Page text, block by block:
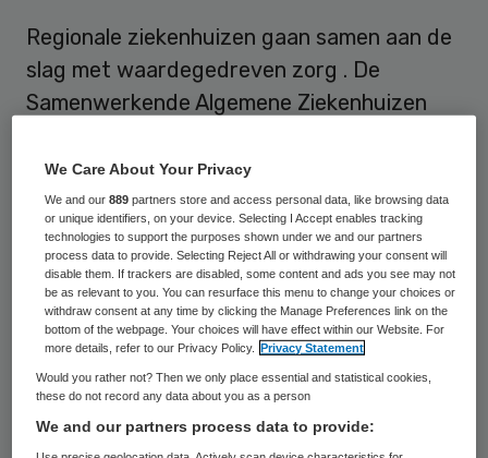
Regionale ziekenhuizen gaan samen aan de
slag met waardegedreven zorg . De
Samenwerkende Algemene Ziekenhuizen
darmkanker en heupfractuur. De
ziekenhuizen beogen de kwaliteit van zorg
te verbeteren door uitkomsten te meten en
te vergelijken.
De regionale ziekenhuizen gaan op basis
van bestaande data benchmarks van
uitkomsten en kosten opstellen, deze
resultaten worden open en transparant
uitgewisseld en besproken tussen de
We Care About Your Privacy
We and our889 partners store and access personal data, like browsing data
or unique identifiers, on your device. Selecting I Accept enables tracking
technologies to support the purposes shown under we and our partners
process data to provide. Selecting Reject All or withdrawing your consent will
disable them. If trackers are disabled, some content and ads you see may not
be as relevant to you. You can resurface this menu to change your choices or
withdraw consent at any time by clicking the Manage Preferences link on the
bottom of the webpage. Your choices will have effect within our Website. For
more details, refer to our Privacy Policy.
Privacy Statement
Would you rather not? Then we only place essential and statistical cookies,
these do not record any data about you as a person
We and our partners process data to provide: